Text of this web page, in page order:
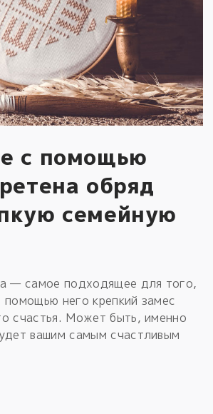
с помощью
обряд
семейную
— самое подходящее для того,
него крепкий замес
счастья. Может быть, именно
вашим самым счастливым